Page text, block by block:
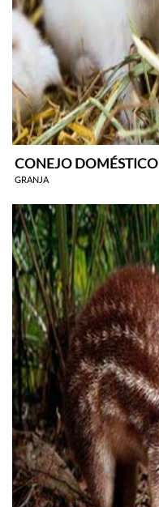
CONEJO DOMÉSTICO
GRANJA